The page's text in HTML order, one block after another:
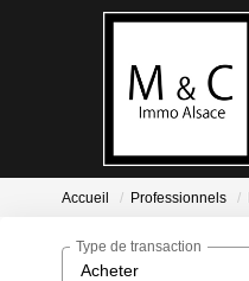
Accueil Professionnels
Acheter
Type de transaction